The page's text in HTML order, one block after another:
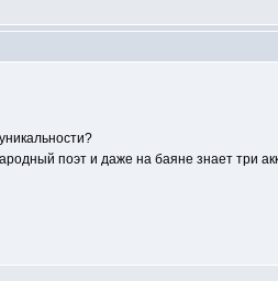
поэт и даже на баяне знает три